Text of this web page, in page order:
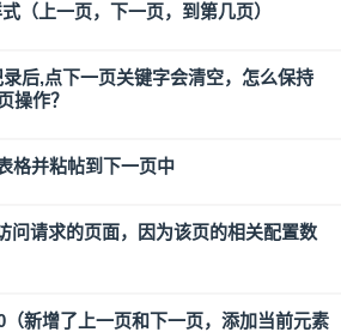
（上一页，下一页，到第几页）
后,点下一页关键字会清空，怎么保持
操作？
格并粘帖到下一页中
问请求的页面，因为该页的相关配置数
新增了上一页和下一页，添加当前元素